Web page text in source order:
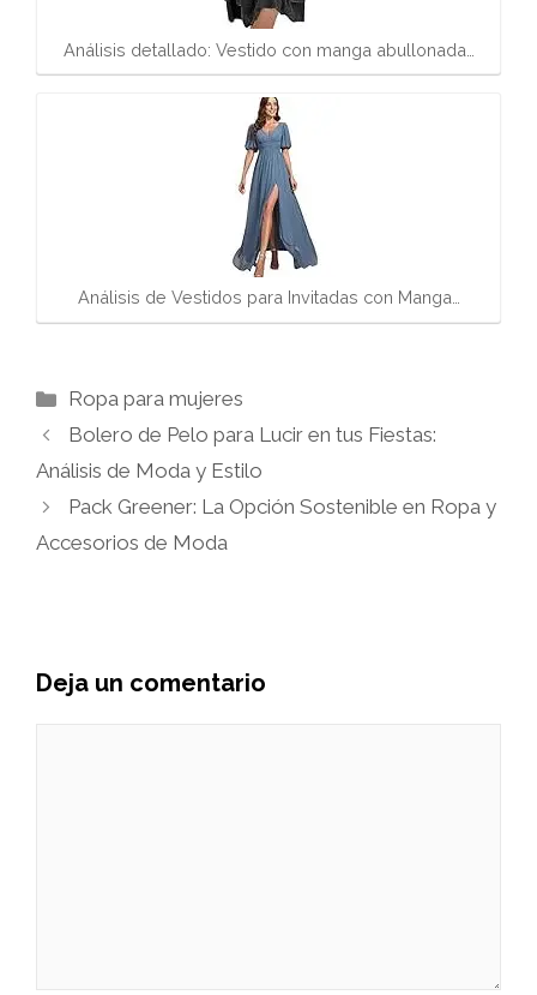
Análisis detallado: Vestido con manga abullonada…
Análisis de Vestidos para Invitadas con Manga…
Categorías
Ropa para mujeres
Bolero de Pelo para Lucir en tus Fiestas:
Análisis de Moda y Estilo
Pack Greener: La Opción Sostenible en Ropa y
Accesorios de Moda
Deja un comentario